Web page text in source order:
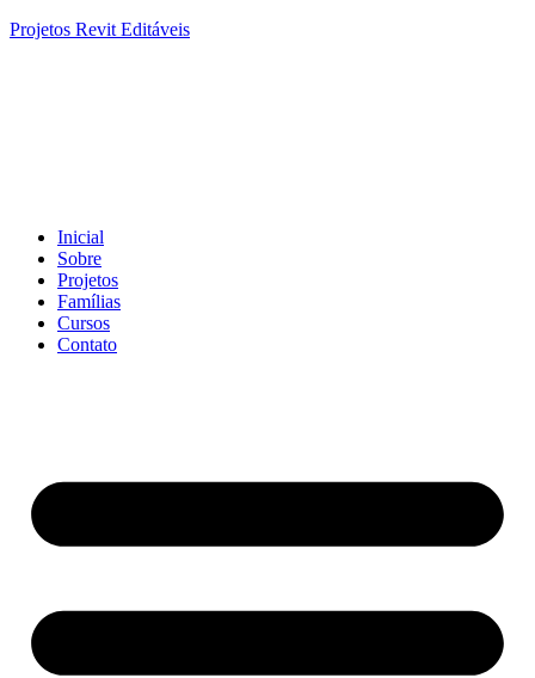
Projetos Revit Editáveis
Inicial
Sobre
Projetos
Famílias
Cursos
Contato